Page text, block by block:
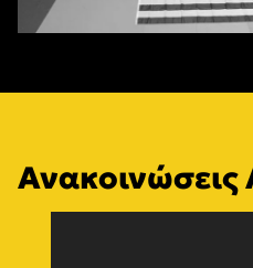
Ανακοινώσεις